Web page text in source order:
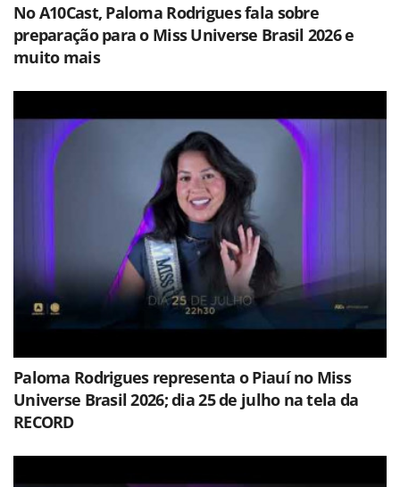
No A10Cast, Paloma Rodrigues fala sobre
preparação para o Miss Universe Brasil 2026 e
muito mais
Paloma Rodrigues representa o Piauí no Miss
Universe Brasil 2026; dia 25 de julho na tela da
RECORD